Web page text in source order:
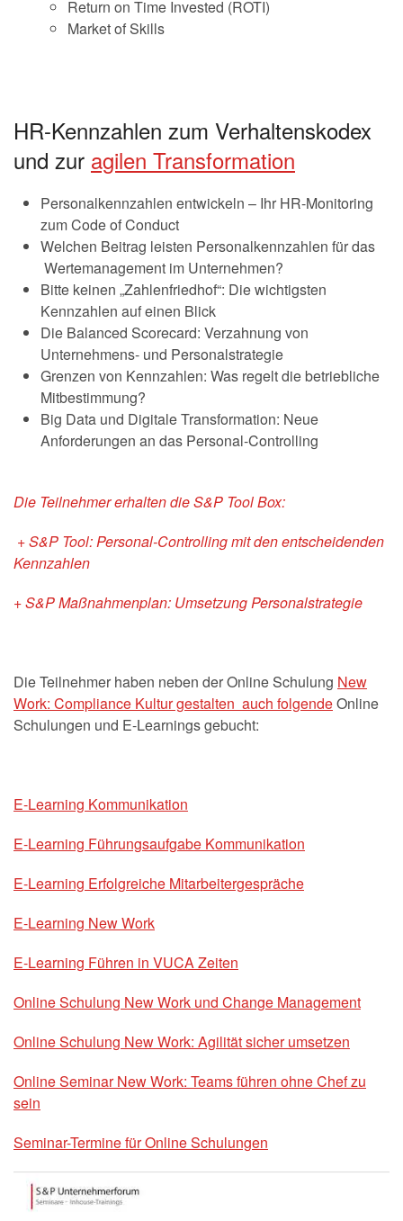
Return on Time Invested (ROTI)
Market of Skills
HR-Kennzahlen zum Verhaltenskodex
und zur agilen Transformation
Personalkennzahlen entwickeln – Ihr HR-Monitoring
zum Code of Conduct
Welchen Beitrag leisten Personalkennzahlen für das
Wertemanagement im Unternehmen?
Bitte keinen „Zahlenfriedhof“: Die wichtigsten
Kennzahlen auf einen Blick
Die Balanced Scorecard: Verzahnung von
Unternehmens- und Personalstrategie
Grenzen von Kennzahlen: Was regelt die betriebliche
Mitbestimmung?
Big Data und Digitale Transformation: Neue
Anforderungen an das Personal-Controlling
Die Teilnehmer erhalten die S&P Tool Box:
+ S&P Tool: Personal-Controlling mit den entscheidenden
Kennzahlen
+ S&P Maßnahmenplan: Umsetzung Personalstrategie
Die Teilnehmer haben neben der Online Schulung New
Work: Compliance Kultur gestalten auch folgendeOnline
Schulungen und E-Learnings gebucht:
E-Learning Kommunikation
E-Learning Führungsaufgabe Kommunikation
E-Learning Erfolgreiche Mitarbeitergespräche
E-Learning New Work
E-Learning Führen in VUCA Zeiten
Online Schulung New Work und Change Management
Online Schulung New Work: Agilität sicher umsetzen
Online Seminar New Work: Teams führen ohne Chef zu
sein
Seminar-Termine für Online Schulungen